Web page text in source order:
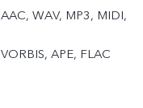
AAC, WAV, MP3, MIDI,
VORBIS, APE, FLAC